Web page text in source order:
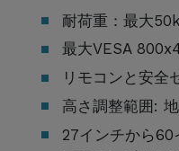
耐荷重：最大
最大VESA
リモコンと安全
高さ調整範囲:
27インチから